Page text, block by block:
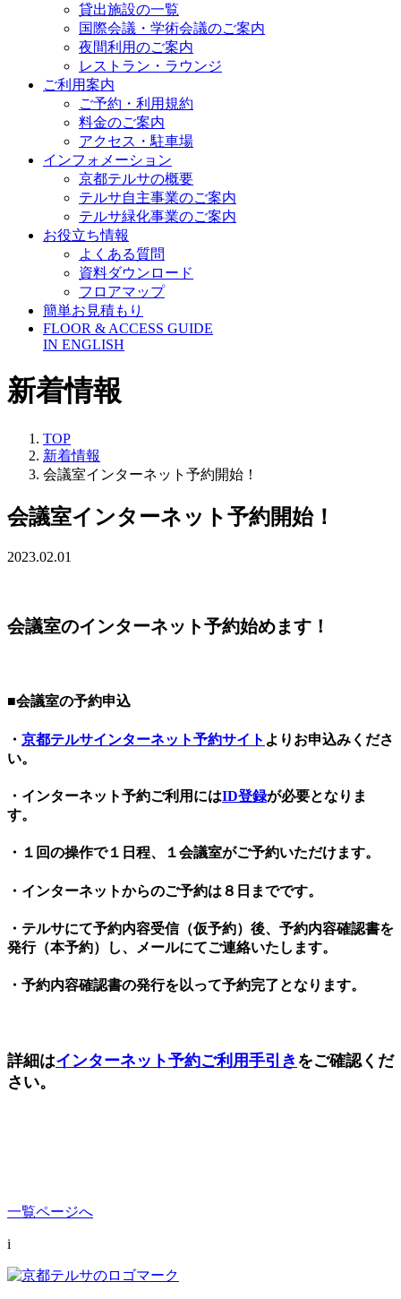
貸出施設の一覧
国際会議・学術会議のご案内
夜間利用のご案内
レストラン・ラウンジ
ご利用案内
ご予約・利用規約
料金のご案内
アクセス・駐車場
インフォメーション
京都テルサの概要
テルサ自主事業のご案内
テルサ緑化事業のご案内
お役立ち情報
よくある質問
資料ダウンロード
フロアマップ
簡単お見積もり
FLOOR & ACCESS GUIDE
IN ENGLISH
新着情報
TOP
新着情報
会議室インターネット予約開始！
会議室インターネット予約開始！
2023.02.01
会議室のインターネット予約始めます！
■会議室の予約申込
・ 京都テルサインターネット予約サイト よりお申込みくださ
い。
・インターネット予約ご利用にはID登録が必要となりま
す。
・１回の操作で１日程、１会議室がご予約いただけます。
・インターネットからのご予約は８日までです。
・テルサにて予約内容受信（仮予約）後、予約内容確認書を
発行（本予約）し、メールにてご連絡いたします。
・予約内容確認書の発行を以って予約完了となります。
詳細はインターネット予約ご利用手引き をご確認くだ
さい。
一覧ページへ
i